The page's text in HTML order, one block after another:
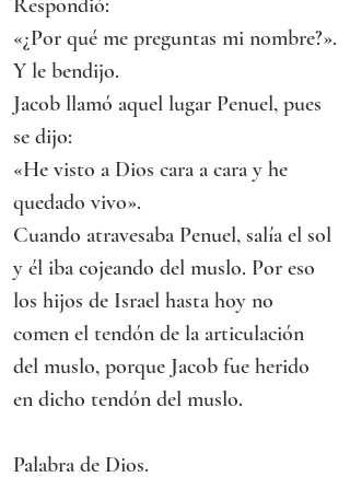
Respondió:
«¿Por qué me preguntas mi nombre?».
Y le bendijo.
Jacob llamó aquel lugar Penuel, pues
se dijo:
«He visto a Dios cara a cara y he
quedado vivo».
Cuando atravesaba Penuel, salía el sol
y él iba cojeando del muslo. Por eso
los hijos de Israel hasta hoy no
comen el tendón de la articulación
del muslo, porque Jacob fue herido
en dicho tendón del muslo.
Palabra de Dios.